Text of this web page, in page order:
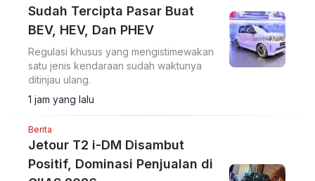
Sudah Tercipta Pasar Buat
BEV, HEV, Dan PHEV
Regulasi khusus yang mengistimewakan
satu jenis kendaraan sudah waktunya
ditinjau ulang.
1 jam yang lalu
Berita
Jetour T2 i-DM Disambut
Positif, Dominasi Penjualan di